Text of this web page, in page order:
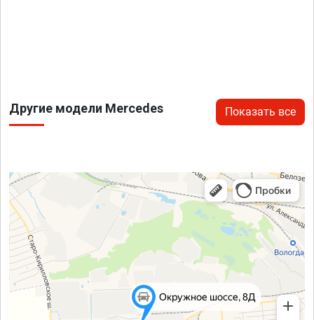
Другие модели Mercedes Показать все